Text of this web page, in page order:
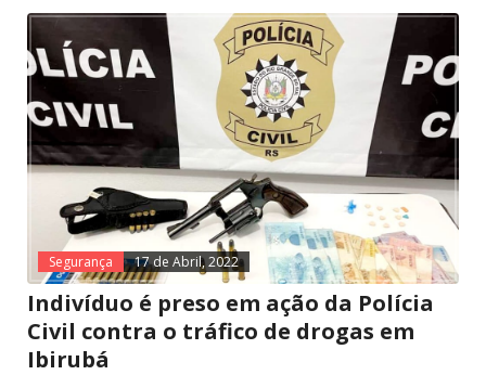
Segurança 17 de Abril, 2022
Indivíduo é preso em ação da Polícia
Civil contra o tráfico de drogas em
Ibirubá